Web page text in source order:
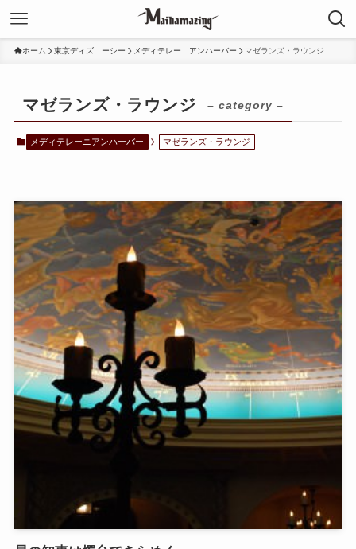
ホーム 東京ディズニーシー メディテレーニアンハーバー マゼランズ・ラウンジ
マゼランズ・ラウンジ – category –
メディテレーニアンハーバー マゼランズ・ラウンジ